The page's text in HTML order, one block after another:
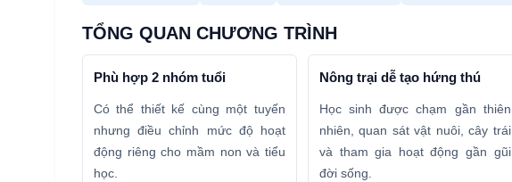
TỔNG QUAN CHƯƠNG TRÌNH
Phù hợp 2 nhóm tuổi
Có thể thiết kế cùng một tuyến
nhưng điều chỉnh mức độ hoạt
động riêng cho mầm non và tiểu
học.
Nông trại dễ tạo hứng thú
Học sinh được chạm gần thiên
nhiên, quan sát vật nuôi, cây trái
và tham gia hoạt động gần gũi
đời sống.